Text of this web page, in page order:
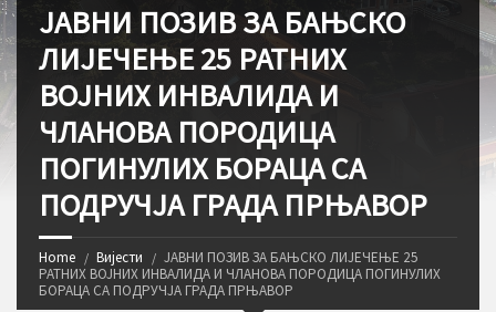
ЈАВНИ ПОЗИВ ЗА БАЊСКО
ЛИЈЕЧЕЊЕ 25 РАТНИХ
ВОЈНИХ ИНВАЛИДА И
ЧЛАНОВА ПОРОДИЦА
ПОГИНУЛИХ БОРАЦА СА
ПОДРУЧЈА ГРАДА ПРЊАВОР
Home Вијести
ЈАВНИ ПОЗИВ ЗА БАЊСКО ЛИЈЕЧЕЊЕ 25
РАТНИХ ВОЈНИХ ИНВАЛИДА И ЧЛАНОВА ПОРОДИЦА ПОГИНУЛИХ
БОРАЦА СА ПОДРУЧЈА ГРАДА ПРЊАВОР